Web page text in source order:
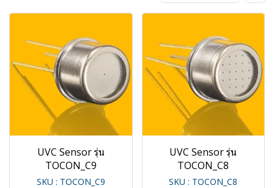
UVC Sensor รุ่น
TOCON_C9
SKU : TOCON_C9
UVC Sensor รุ่น
TOCON_C8
SKU : TOCON_C8